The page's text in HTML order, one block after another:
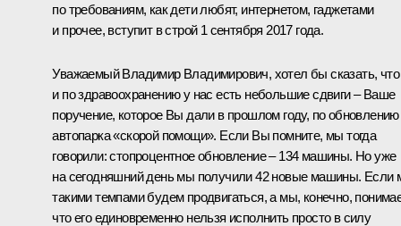
по требованиям, как дети любят, интернетом, гаджетами
и прочее, вступит в строй 1 сентября 2017 года.
Уважаемый Владимир Владимирович, хотел бы сказать, что
и по здравоохранению у нас есть небольшие сдвиги – Ваше
поручение, которое Вы дали в прошлом году, по обновлению
автопарка «скорой помощи». Если Вы помните, мы тогда
говорили: стопроцентное обновление – 134 машины. Но уже
на сегодняшний день мы получили 42 новые машины. Если
такими темпами будем продвигаться, а мы, конечно,
что его единовременно нельзя исполнить просто в силу